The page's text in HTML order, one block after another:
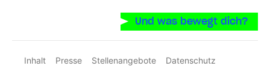
Und was bewegt dich?
Inhalt Presse Stellenangebote
Datenschutz